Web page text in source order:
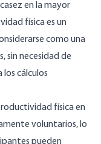
en la mayor
física es un
como una
sin necesidad de
los cálculos
física en
voluntarios, lo
pueden